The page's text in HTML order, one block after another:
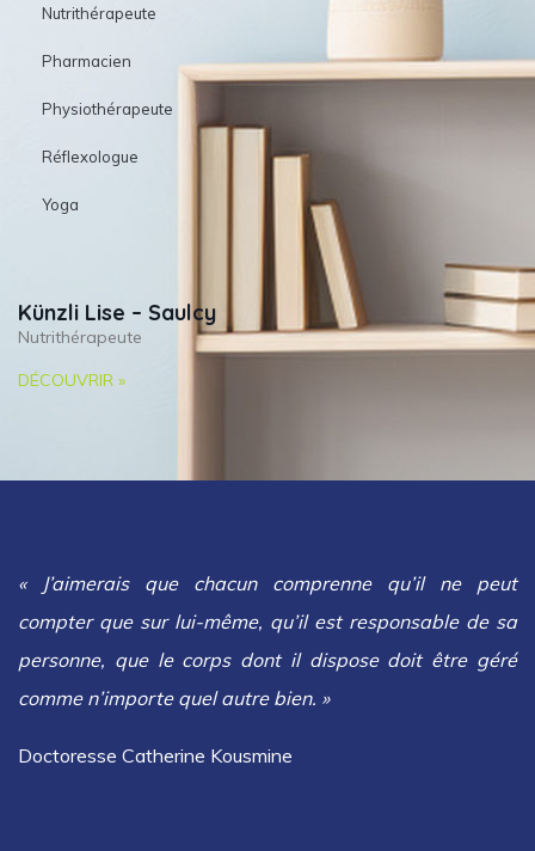
Nutrithérapeute
Pharmacien
Physiothérapeute
Réflexologue
Yoga
Künzli Lise – Saulcy
Nutrithérapeute
DÉCOUVRIR »
« J’aimerais que chacun comprenne qu’il ne peut
compter que sur lui-même, qu’il est responsable de sa
personne, que le corps dont il dispose doit être géré
comme n’importe quel autre bien. »
Doctoresse Catherine Kousmine